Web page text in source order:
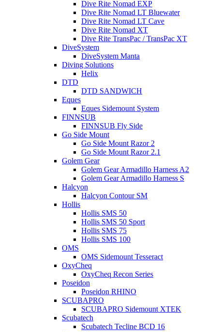
Dive Rite Nomad EXP
Dive Rite Nomad LT Bluewater
Dive Rite Nomad LT Cave
Dive Rite Nomad XT
Dive Rite TransPac / TransPac XT
DiveSystem
DiveSystem Manta
Diving Solutions
Helix
DTD
DTD SANDWICH
Eques
Eques Sidemount System
FINNSUB
FINNSUB Fly Side
Go Side Mount
Go Side Mount Razor 2
Go Side Mount Razor 2.1
Golem Gear
Golem Gear Armadillo Harness A2
Golem Gear Armadillo Harness S
Halcyon
Halcyon Contour SM
Hollis
Hollis SMS 50
Hollis SMS 50 Sport
Hollis SMS 75
Hollis SMS 100
OMS
OMS Sidemount Tesseract
OxyCheq
OxyCheq Recon Series
Poseidon
Poseidon RHINO
SCUBAPRO
SCUBAPRO Sidemount XTEK
Scubatech
Scubatech Tecline BCD 16